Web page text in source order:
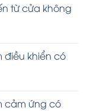
từ cửa không
điều khiển có
cảm ứng có